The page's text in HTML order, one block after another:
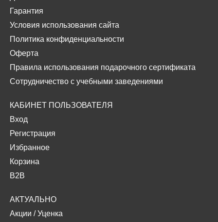
Гарантия
Условия использования сайта
Политика конфиденциальности
Оферта
Правила использования подарочного сертификата
Сотрудничество с учебными заведениями
КАБИНЕТ ПОЛЬЗОВАТЕЛЯ
Вход
Регистрация
Избранное
Корзина
B2B
АКТУАЛЬНО
Акции /Уценка